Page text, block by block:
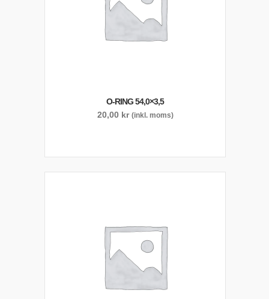
O-RING 54,0×3,5
20,00 kr (inkl. moms)